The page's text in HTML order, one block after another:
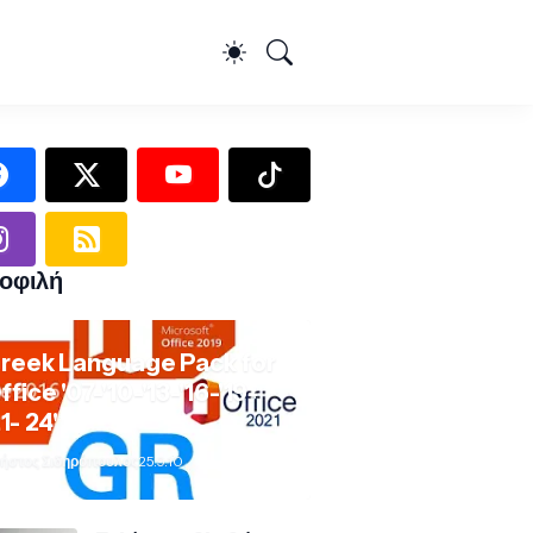
Language Pack for
'07-'10-'13-'16-'19-
24'
Σιδηρόπουλος 25.9.10